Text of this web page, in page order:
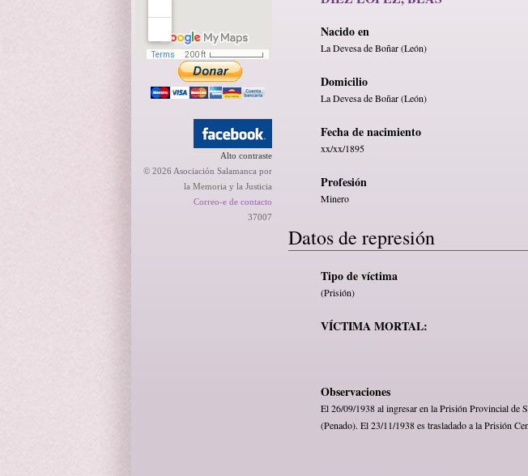
Alto contraste
© 2026 Asociación Salamanca por
la Memoria y la Justicia
Correo-e de contacto
37007
Nacido en
La Devesa de Boñar (León)
Domicilio
La Devesa de Boñar (León)
Fecha de nacimiento
xx/xx/1895
Profesión
Minero
Datos de represión
Tipo de víctima
(Prisión)
VÍCTIMA MORTAL:
Observaciones
El 26/09/1938 al ingresar en la Prisión Provincial de
(Penado). El 23/11/1938 es trasladado a la Prisión